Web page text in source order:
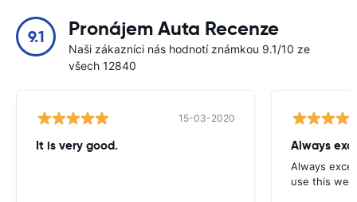
9.1 Pronájem Auta Recenze
Naši zákazníci nás hodnotí známkou 9.1/10 ze
všech 12840
15-03-2020
It is very good. Always
Always
use this